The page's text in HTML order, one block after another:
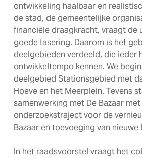
ontwikkeling haalbaar en
de stad, de gemeentelijke
financiële draagkracht, vraagt de
goede fasering. Daarom is het
deelgebieden verdeeld, die ieder
ontwikkeltempo kennen. We
deelgebied Stationsgebied met
Hoeve en het Meerplein. Tevens
samenwerking met De Bazaar met
onderzoekstraject voor de
Bazaar en toevoeging van nieuwe
In het raadsvoorstel vraagt het